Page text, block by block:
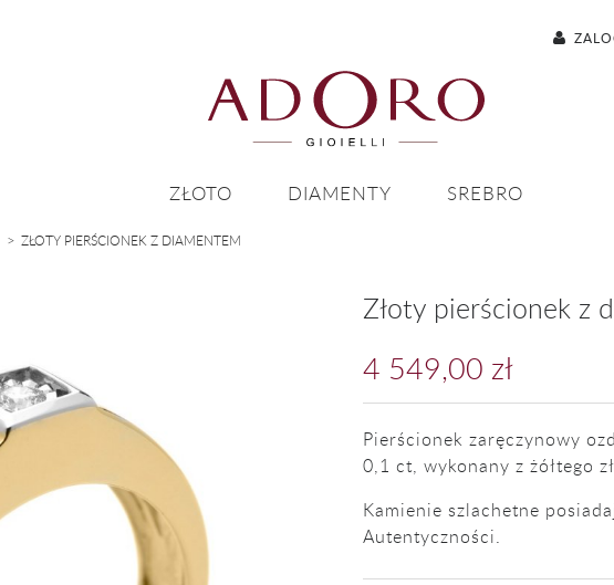
ZŁOTO DIAMENTY SREBRO
> ZŁOTY PIERŚCIONEK Z DIAMENTEM
Złoty pierścionek z
4 549,00 zł
Pierścionek zaręczynowy
0,1 ct, wykonany z żółtego
Kamienie szlachetne
Autentyczności.